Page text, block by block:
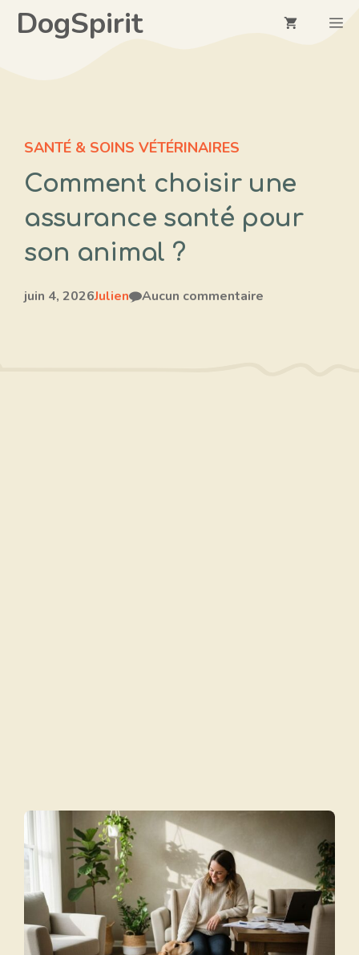
AllerDogSpirit
SANTÉ & SOINS VÉTÉRINAIRES
Comment choisir une
assurance santé pour
son animal ?
juin 4, 2026Julien Aucun commentaire